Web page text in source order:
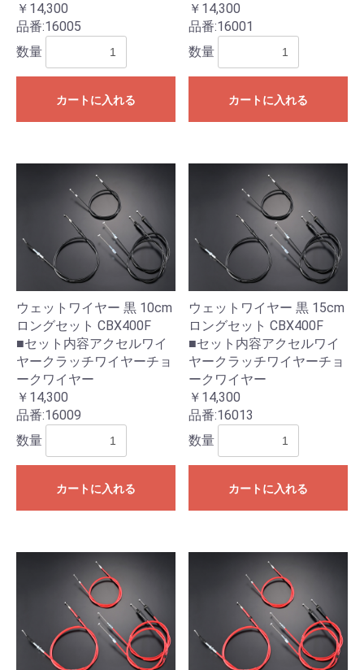
￥14,300
品番:16005
数量
カートに入れる
￥14,300
品番:16001
数量
カートに入れる
ウェットワイヤー 黒 10cm
ロングセット CBX400F
■セット内容アクセルワイ
ヤークラッチワイヤーチョ
ークワイヤー
￥14,300
品番:16009
数量
カートに入れる
ウェットワイヤー 黒 15cm
ロングセット CBX400F
■セット内容アクセルワイ
ヤークラッチワイヤーチョ
ークワイヤー
￥14,300
品番:16013
数量
カートに入れる